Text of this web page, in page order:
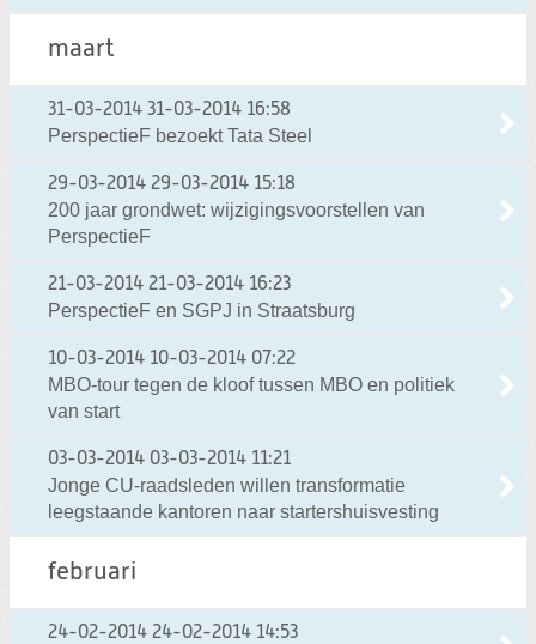
maart
31-03-2014 31-03-2014 16:58
PerspectieF bezoekt Tata Steel
29-03-2014 29-03-2014 15:18
200 jaar grondwet: wijzigingsvoorstellen van
PerspectieF
21-03-2014 21-03-2014 16:23
PerspectieF en SGPJ in Straatsburg
10-03-2014 10-03-2014 07:22
MBO-tour tegen de kloof tussen MBO en politiek
van start
03-03-2014 03-03-2014 11:21
Jonge CU-raadsleden willen transformatie
leegstaande kantoren naar startershuisvesting
februari
24-02-2014 24-02-2014 14:53